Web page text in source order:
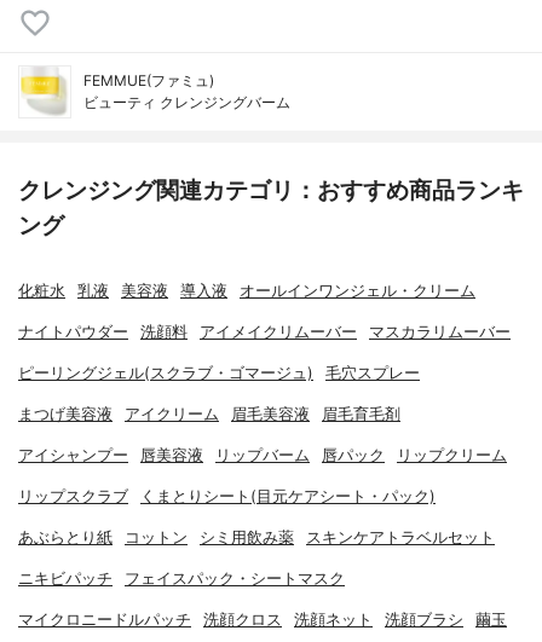
FEMMUE(ファミュ)
ビューティ クレンジングバーム
クレンジング関連カテゴリ：おすすめ商品ランキ
ング
化粧水 乳液 美容液 導入液 オールインワンジェル・クリーム
ナイトパウダー 洗顔料 アイメイクリムーバー マスカラリムーバー
ピーリングジェル(スクラブ・ゴマージュ) 毛穴スプレー
まつげ美容液 アイクリーム 眉毛美容液 眉毛育毛剤
アイシャンプー 唇美容液 リップバーム 唇パック リップクリーム
リップスクラブ くまとりシート(目元ケアシート・パック)
あぶらとり紙 コットン シミ用飲み薬 スキンケアトラベルセット
ニキビパッチ フェイスパック・シートマスク
マイクロニードルパッチ 洗顔クロス 洗顔ネット 洗顔ブラシ 繭玉